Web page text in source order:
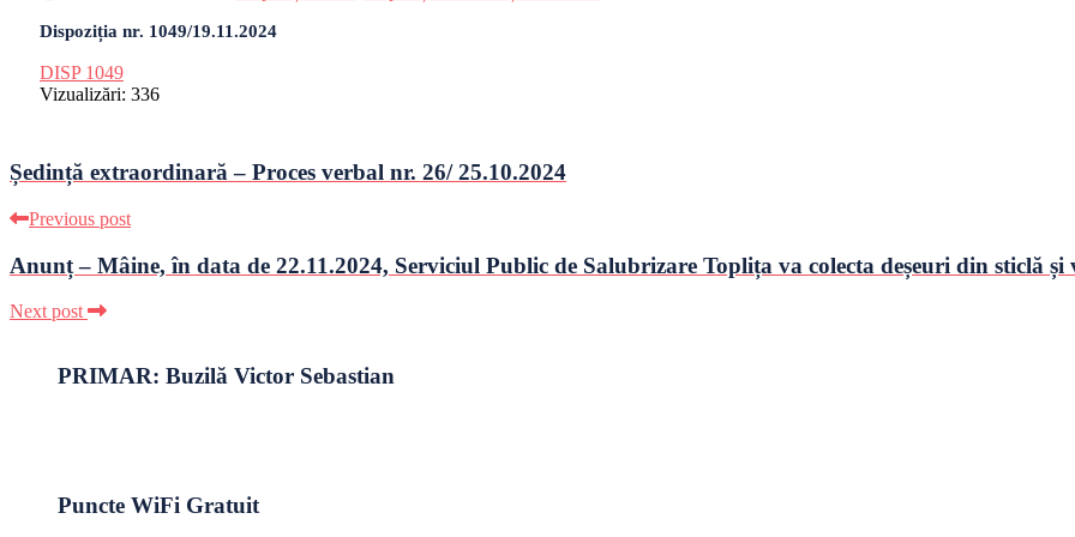
Dispoziția nr. 1049/19.11.2024
DISP 1049
Vizualizări: 336
Ședință extraordinară – Proces verbal nr. 26/ 25.10.2024
Previous post
Anunț – Mâine, în data de 22.11.2024, Serviciul Public de Salubrizare Toplița va colecta deșeuri din sticlă și
Next post
PRIMAR: Buzilă Victor Sebastian
Puncte WiFi Gratuit